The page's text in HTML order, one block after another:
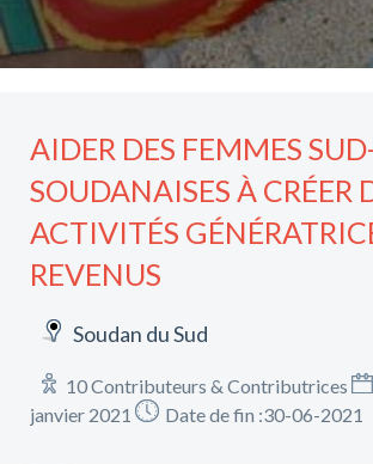
AIDER DES FEMMES
SOUDANAISES À CRÉER
ACTIVITÉS
REVENUS
Soudan du Sud
10 Contributeurs & Contributrices
janvier 2021
Date de fin :30-06-2021